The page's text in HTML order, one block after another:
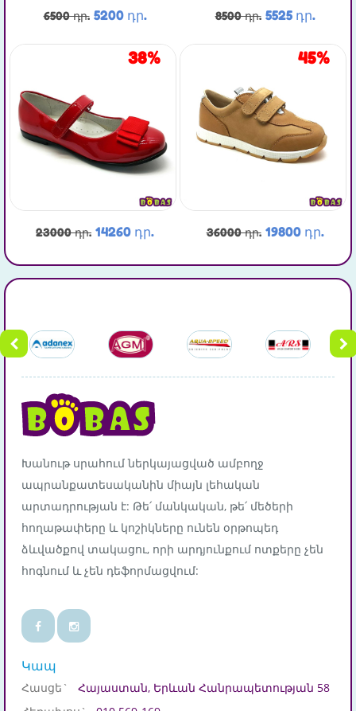
5200 դր.
6500 դր.
38%
14260 դր.
23000 դր.
5525 դր.
8500 դր.
45%
19800 դր.
36000 դր.
Խանութ սրահում ներկայացված ամբողջ
ապրանքատեսականին միայն լեհական
արտադրության է: Թե՛ մանկական, թե՛ մեծերի
հողաթափերը և կոշիկները ունեն օրթոպեդ
ձևվածքով տակացու, որի արդյունքում ոտքերը չեն
հոգնում և չեն դեֆորմացվում:
Կապ
Հասցե`
Հայաստան, Երևան Հանրապետության 58